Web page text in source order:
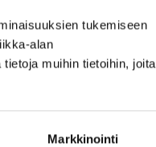
tukemiseen
alan
muihin tietoihin, joita
Markkinointi